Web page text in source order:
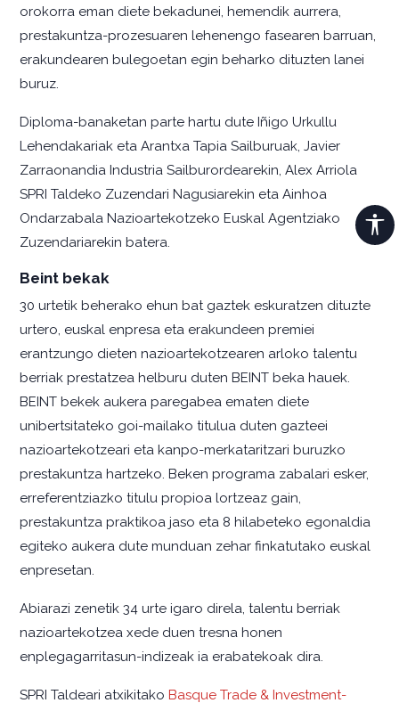
orokorra eman diete bekadunei, hemendik aurrera,
prestakuntza-prozesuaren lehenengo fasearen barruan,
erakundearen bulegoetan egin beharko dituzten lanei
buruz.
Diploma-banaketan parte hartu dute Iñigo Urkullu
Lehendakariak eta Arantxa Tapia Sailburuak, Javier
Zarraonandia Industria Sailburordearekin, Alex Arriola
SPRI Taldeko Zuzendari Nagusiarekin eta Ainhoa
Ondarzabala Nazioartekotzeko Euskal Agentziako
Zuzendariarekin batera.
Beint bekak
30 urtetik beherako ehun bat gaztek eskuratzen dituzte
urtero, euskal enpresa eta erakundeen premiei
erantzungo dieten nazioartekotzearen arloko talentu
berriak prestatzea helburu duten BEINT beka hauek.
BEINT bekek aukera paregabea ematen diete
unibertsitateko goi-mailako titulua duten gazteei
nazioartekotzeari eta kanpo-merkataritzari buruzko
prestakuntza hartzeko. Beken programa zabalari esker,
erreferentziazko titulu propioa lortzeaz gain,
prestakuntza praktikoa jaso eta 8 hilabeteko egonaldia
egiteko aukera dute munduan zehar finkatutako euskal
enpresetan.
Abiarazi zenetik 34 urte igaro direla, talentu berriak
nazioartekotzea xede duen tresna honen
enplegagarritasun-indizeak ia erabatekoak dira.
SPRI Taldeari atxikitako Basque Trade & Investment-